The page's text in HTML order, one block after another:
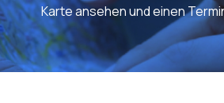
Karte ansehen und einen